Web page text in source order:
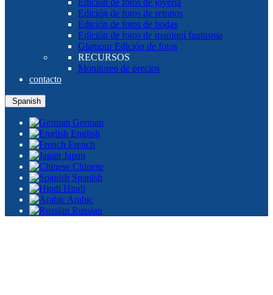
Edición de fotos de joyería
Edición de fotos de retratos
Edición de fotos de bodas
Edición de fotos de maniquí fantasma
Glamour Edición de fotos
RECURSOS
Monitoreo de precios
contacto
Spanish
German
English
French
Japan
Chinese
Spanish
Hindi
Arabic
Russian